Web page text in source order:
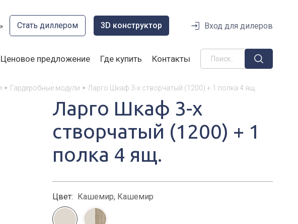
Стать диллером 3D конструктор Вход для дилеров
Ценовое предложение Где купить Контакты
Гардеробные модули Ларго Шкаф 3-х створчатый (1200) + 1 полка 4 ящ.
Ларго Шкаф 3-х
створчатый (1200) + 1
полка 4 ящ.
Цвет: Кашемир, Кашемир